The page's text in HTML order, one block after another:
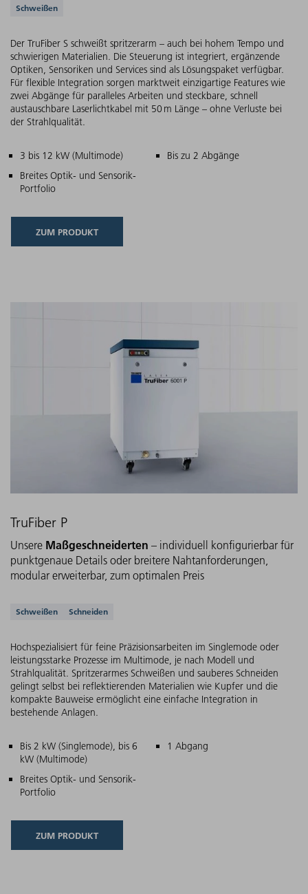
Unterstützte Anwendungen
Schweißen
Der TruFiber S schweißt spritzerarm – auch bei hohem Tempo und
schwierigen Materialien. Die Steuerung ist integriert, ergänzende
Optiken, Sensoriken und Services sind als Lösungspaket verfügbar.
Für flexible Integration sorgen marktweit einzigartige Features wie
zwei Abgänge für paralleles Arbeiten und steckbare, schnell
austauschbare Laserlichtkabel mit 50 m Länge – ohne Verluste bei
der Strahlqualität.
Hauptmerkmale
3 bis 12 kW (Multimode)
Bis zu 2 Abgänge
Breites Optik- und Sensorik-
Portfolio
ZUM PRODUKT
TruFiber P
Unsere Maßgeschneiderten – individuell konfigurierbar für
punktgenaue Details oder breitere Nahtanforderungen,
modular erweiterbar, zum optimalen Preis
Unterstützte Anwendungen
Schweißen Schneiden
Hochspezialisiert für feine Präzisionsarbeiten im Singlemode oder
leistungsstarke Prozesse im Multimode, je nach Modell und
Strahlqualität. Spritzerarmes Schweißen und sauberes Schneiden
gelingt selbst bei reflektierenden Materialien wie Kupfer und die
kompakte Bauweise ermöglicht eine einfache Integration in
bestehende Anlagen.
Hauptmerkmale
Bis 2 kW (Singlemode), bis 6
kW (Multimode)
1 Abgang
Breites Optik- und Sensorik-
Portfolio
ZUM PRODUKT